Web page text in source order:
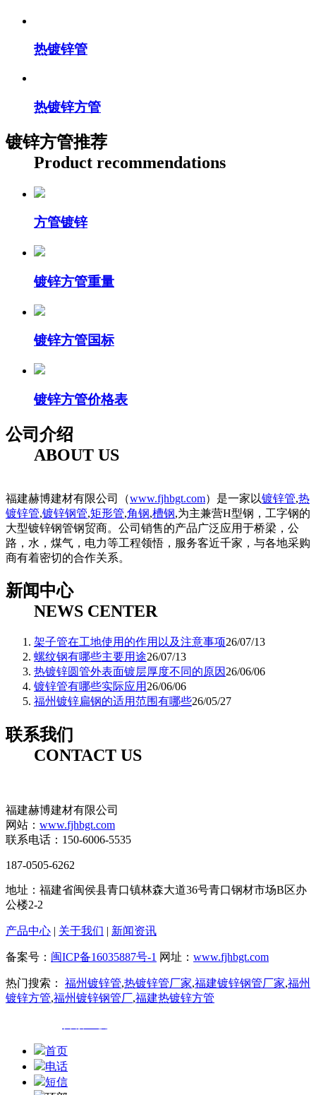
热镀锌管
热镀锌方管
镀锌方管推荐
Product recommendations
方管镀锌
镀锌方管重量
镀锌方管国标
镀锌方管价格表
公司介绍
ABOUT US
福建赫博建材有限公司（www.fjhbgt.com）是一家以镀锌管,热
镀锌管,镀锌钢管,矩形管,角钢,槽钢,为主兼营H型钢，工字钢的
大型镀锌钢管钢贸商。公司销售的产品广泛应用于桥梁，公
路，水，煤气，电力等工程领悟，服务客近千家，与各地采购
商有着密切的合作关系。
新闻中心
NEWS CENTER
架子管在工地使用的作用以及注意事项26/07/13
螺纹钢有哪些主要用途26/07/13
热镀锌圆管外表面镀层厚度不同的原因 26/06/06
镀锌管有哪些实际应用 26/06/06
福州镀锌扁钢的适用范围有哪些26/05/27
联系我们
CONTACT US
福建赫博建材有限公司
网站： www.fjhbgt.com
联系电话：150-6006-5535
187-0505-6262
地址：福建省闽侯县青口镇林森大道36号青口钢材市场B区办
公楼2-2
产品中心 | 关于我们 | 新闻资讯
备案号： 闽ICP备16035887号-1 网址： www.fjhbgt.com
热门搜索： 福州镀锌管,热镀锌管厂家,福建镀锌钢管厂家,福州
镀锌方管,福州镀锌钢管厂,福建热镀锌方管
首页
电话
短信